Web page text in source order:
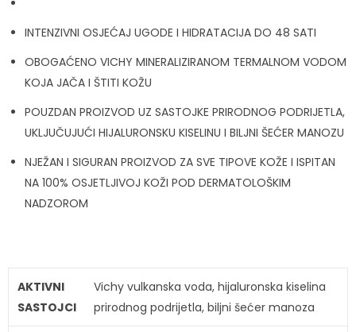
INTENZIVNI OSJEĆAJ UGODE I HIDRATACIJA DO 48 SATI
OBOGAĆENO VICHY MINERALIZIRANOM TERMALNOM VODOM
KOJA JAČA I ŠTITI KOŽU
POUZDAN PROIZVOD UZ SASTOJKE PRIRODNOG PODRIJETLA,
UKLJUČUJUĆI HIJALURONSKU KISELINU I BILJNI ŠEĆER MANOZU
NJEŽAN I SIGURAN PROIZVOD ZA SVE TIPOVE KOŽE I ISPITAN
NA 100% OSJETLJIVOJ KOŽI POD DERMATOLOŠKIM
NADZOROM
AKTIVNI
SASTOJCI
Vichy vulkanska voda, hijaluronska kiselina
prirodnog podrijetla, biljni šećer manoza